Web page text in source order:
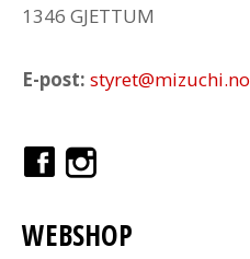
1346 GJETTUM
E-post: styret@mizuchi.no
WEBSHOP